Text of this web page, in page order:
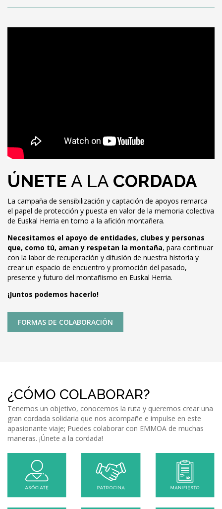
ÚNETE A LA CORDADA
La campaña de sensibilización y captación de apoyos remarca
el papel de protección y puesta en valor de la memoria colectiva
de Euskal Herria en torno a la afición montañera.
Necesitamos el apoyo de entidades, clubes y personas
que, como tú, aman y respetan la montaña, para continuar
con la labor de recuperación y difusión de nuestra historia y
crear un espacio de encuentro y promoción del pasado,
presente y futuro del montañismo en Euskal Herria.
¡Juntos podemos hacerlo!
FORMAS DE COLABORACIÓN
¿CÓMO COLABORAR?
Tenemos un objetivo, conocemos la ruta y queremos crear una
gran cordada solidaria que nos acompañe e impulse en este
apasionante viaje; Puedes colaborar con EMMOA de muchas
maneras. ¡Únete a la cordada!